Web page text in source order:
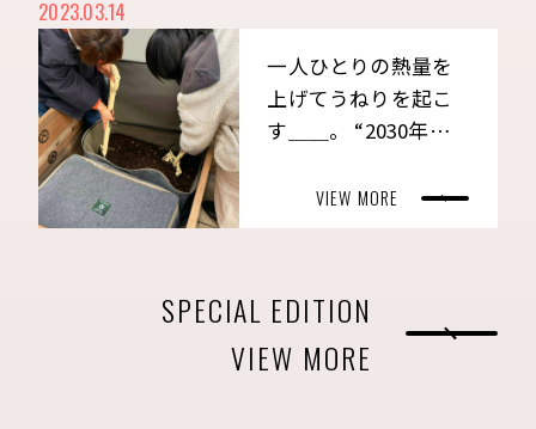
2023.03.14
一人ひとりの熱量を
上げてうねりを起こ
す＿＿。 “2030年の
たありたい姿とは。
VIEW MORE
SPECIAL EDITION
VIEW MORE